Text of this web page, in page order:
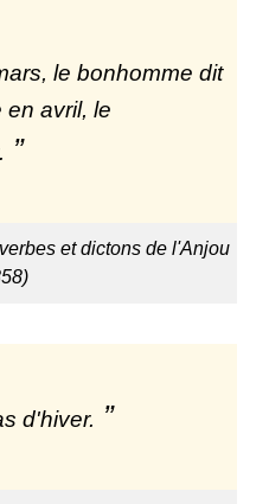
le bonhomme dit
en avril, le
et dictons de l'Anjou
d'hiver.